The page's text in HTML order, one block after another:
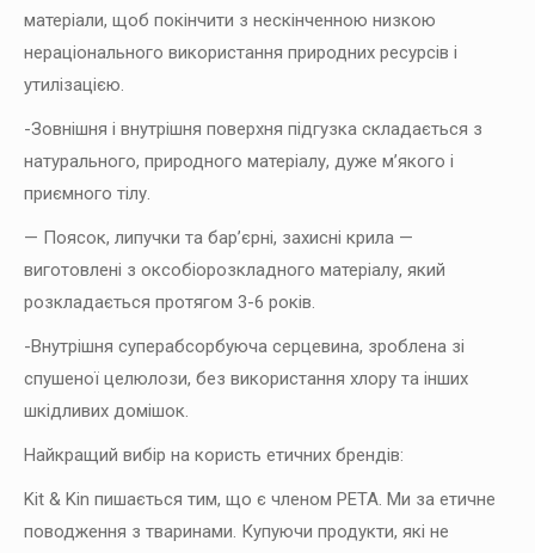
матеріали, щоб покінчити з нескінченною низкою
нераціонального використання природних ресурсів і
утилізацією.
-Зовнішня і внутрішня поверхня підгузка складається з
натурального, природного матеріалу, дуже м’якого і
приємного тілу.
— Поясок, липучки та бар’єрні, захисні крила —
виготовлені з оксобіорозкладного матеріалу, який
розкладається протягом 3-6 років.
-Внутрішня суперабсорбуюча серцевина, зроблена зі
спушеної целюлози, без використання хлору та інших
шкідливих домішок.
Найкращий вибір на користь етичних брендів:
Kit & Kin пишається тим, що є членом PETA. Ми за етичне
поводження з тваринами. Купуючи продукти, які не